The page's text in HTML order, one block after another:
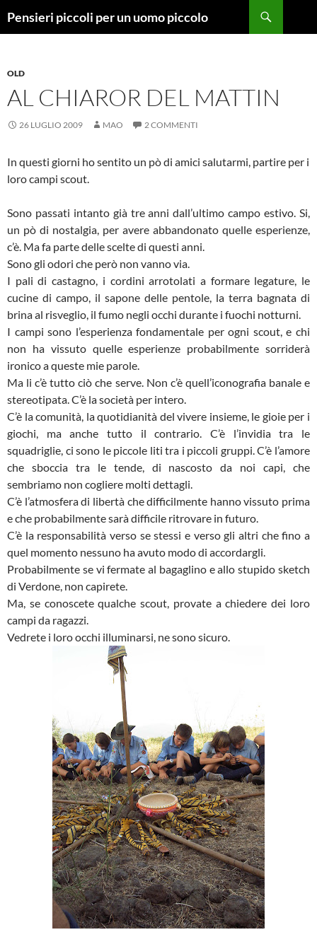
Pensieri piccoli per un uomo piccolo
OLD
AL CHIAROR DEL MATTIN
26 LUGLIO 2009 MAO 2 COMMENTI
In questi giorni ho sentito un pò di amici salutarmi, partire per i
loro campi scout.
Sono passati intanto già tre anni dall’ultimo campo estivo. Si,
un pò di nostalgia, per avere abbandonato quelle esperienze,
c’è. Ma fa parte delle scelte di questi anni.
Sono gli odori che però non vanno via.
I pali di castagno, i cordini arrotolati a formare legature, le
cucine di campo, il sapone delle pentole, la terra bagnata di
brina al risveglio, il fumo negli occhi durante i fuochi notturni.
I campi sono l’esperienza fondamentale per ogni scout, e chi
non ha vissuto quelle esperienze probabilmente sorriderà
ironico a queste mie parole.
Ma li c’è tutto ciò che serve. Non c’è quell’iconografia banale e
stereotipata. C’è la società per intero.
C’è la comunità, la quotidianità del vivere insieme, le gioie per i
giochi, ma anche tutto il contrario. C’è l’invidia tra le
squadriglie, ci sono le piccole liti tra i piccoli gruppi. C’è l’amore
che sboccia tra le tende, di nascosto da noi capi, che
sembriamo non cogliere molti dettagli.
C’è l’atmosfera di libertà che difficilmente hanno vissuto prima
e che probabilmente sarà difficile ritrovare in futuro.
C’è la responsabilità verso se stessi e verso gli altri che fino a
quel momento nessuno ha avuto modo di accordargli.
Probabilmente se vi fermate al bagaglino e allo stupido sketch
di Verdone, non capirete.
Ma, se conoscete qualche scout, provate a chiedere dei loro
campi da ragazzi.
Vedrete i loro occhi illuminarsi, ne sono sicuro.